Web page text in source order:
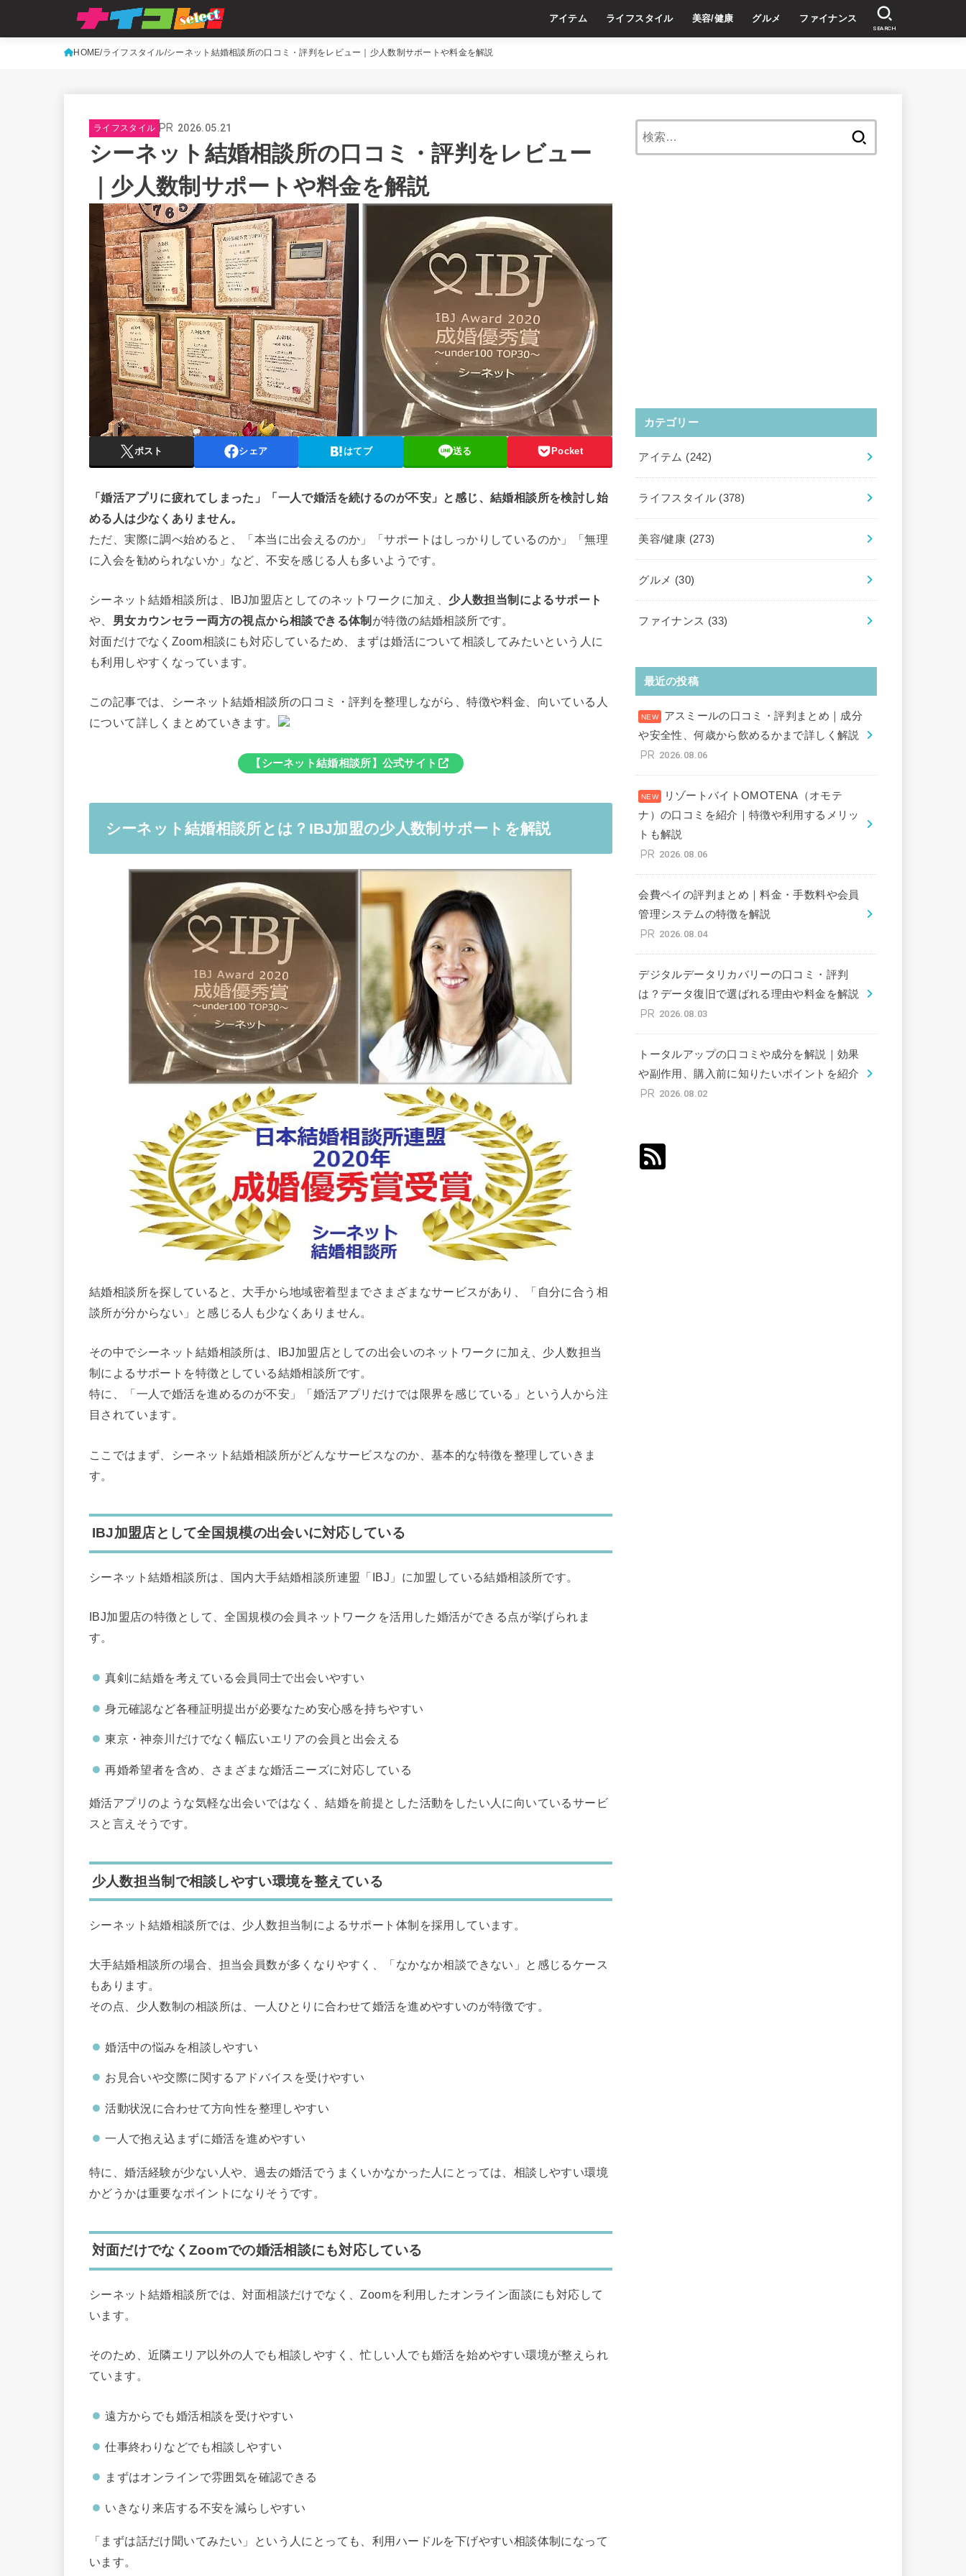
アイテム ライフスタイル 美容/健康 グルメ ファイナンス
SEARCH
HOME ライフスタイル シーネット結婚相談所の口コミ・評判をレビュー｜少人数制サポートや料金を解説
ライフスタイル 2026.05.21
シーネット結婚相談所の口コミ・評判をレビュー
｜少人数制サポートや料金を解説
ポスト シェア はてブ 送る Pocket
「婚活アプリに疲れてしまった」「一人で婚活を続けるのが不安」と感じ、結婚相談所を検討し始
める人は少なくありません。
ただ、実際に調べ始めると、「本当に出会えるのか」「サポートはしっかりしているのか」「無理
に入会を勧められないか」など、不安を感じる人も多いようです。
シーネット結婚相談所は、IBJ加盟店としてのネットワークに加え、 少人数担当制によるサポート
や、 男女カウンセラー両方の視点から相談できる体制 が特徴の結婚相談所です。
対面だけでなくZoom相談にも対応しているため、まずは婚活について相談してみたいという人に
も利用しやすくなっています。
この記事では、シーネット結婚相談所の口コミ・評判を整理しながら、特徴や料金、向いている人
について詳しくまとめていきます。
【シーネット結婚相談所】公式サイト
シーネット結婚相談所とは？IBJ加盟の少人数制サポートを解説
結婚相談所を探していると、大手から地域密着型までさまざまなサービスがあり、「自分に合う相
談所が分からない」と感じる人も少なくありません。
その中でシーネット結婚相談所は、IBJ加盟店としての出会いのネットワークに加え、少人数担当
制によるサポートを特徴としている結婚相談所です。
特に、「一人で婚活を進めるのが不安」「婚活アプリだけでは限界を感じている」という人から注
目されています。
ここではまず、シーネット結婚相談所がどんなサービスなのか、基本的な特徴を整理していきま
す。
IBJ加盟店として全国規模の出会いに対応している
シーネット結婚相談所は、国内大手結婚相談所連盟「IBJ」に加盟している結婚相談所です。
IBJ加盟店の特徴として、全国規模の会員ネットワークを活用した婚活ができる点が挙げられま
す。
真剣に結婚を考えている会員同士で出会いやすい
身元確認など各種証明提出が必要なため安心感を持ちやすい
東京・神奈川だけでなく幅広いエリアの会員と出会える
再婚希望者を含め、さまざまな婚活ニーズに対応している
婚活アプリのような気軽な出会いではなく、結婚を前提とした活動をしたい人に向いているサービ
スと言えそうです。
少人数担当制で相談しやすい環境を整えている
シーネット結婚相談所では、少人数担当制によるサポート体制を採用しています。
大手結婚相談所の場合、担当会員数が多くなりやすく、「なかなか相談できない」と感じるケース
もあります。
その点、少人数制の相談所は、一人ひとりに合わせて婚活を進めやすいのが特徴です。
婚活中の悩みを相談しやすい
お見合いや交際に関するアドバイスを受けやすい
活動状況に合わせて方向性を整理しやすい
一人で抱え込まずに婚活を進めやすい
特に、婚活経験が少ない人や、過去の婚活でうまくいかなかった人にとっては、相談しやすい環境
かどうかは重要なポイントになりそうです。
対面だけでなくZoomでの婚活相談にも対応している
シーネット結婚相談所では、対面相談だけでなく、Zoomを利用したオンライン面談にも対応して
います。
そのため、近隣エリア以外の人でも相談しやすく、忙しい人でも婚活を始めやすい環境が整えられ
ています。
遠方からでも婚活相談を受けやすい
仕事終わりなどでも相談しやすい
まずはオンラインで雰囲気を確認できる
いきなり来店する不安を減らしやすい
「まずは話だけ聞いてみたい」という人にとっても、利用ハードルを下げやすい相談体制になって
います。
カテゴリー
アイテム (242)
ライフスタイル (378)
美容/健康 (273)
グルメ (30)
ファイナンス (33)
最近の投稿
アスミールの口コミ・評判まとめ｜成分
や安全性、何歳から飲めるかまで詳しく解説
2026.08.06
リゾートバイトOMOTENA（オモテ
ナ）の口コミを紹介｜特徴や利用するメリッ
トも解説
2026.08.06
会費ペイの評判まとめ｜料金・手数料や会員
管理システムの特徴を解説
2026.08.04
デジタルデータリカバリーの口コミ・評判
は？データ復旧で選ばれる理由や料金を解説
2026.08.03
トータルアップの口コミや成分を解説｜効果
や副作用、購入前に知りたいポイントを紹介
2026.08.02